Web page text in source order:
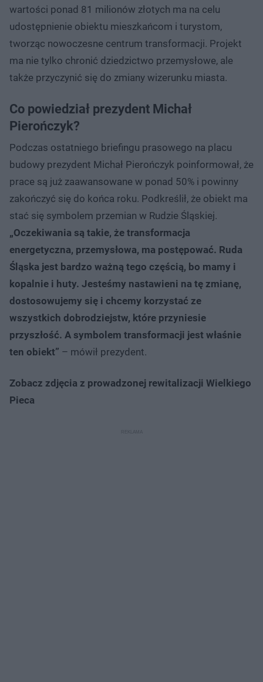
wartości ponad 81 milionów złotych ma na celu
udostępnienie obiektu mieszkańcom i turystom,
tworząc nowoczesne centrum transformacji. Projekt
ma nie tylko chronić dziedzictwo przemysłowe, ale
także przyczynić się do zmiany wizerunku miasta.
Co powiedział prezydent Michał
Pierończyk?
Podczas ostatniego briefingu prasowego na placu
budowy prezydent Michał Pierończyk poinformował, że
prace są już zaawansowane w ponad 50% i powinny
zakończyć się do końca roku. Podkreślił, że obiekt ma
stać się symbolem przemian w Rudzie Śląskiej.
„Oczekiwania są takie, że transformacja
energetyczna, przemysłowa, ma postępować. Ruda
Śląska jest bardzo ważną tego częścią, bo mamy i
kopalnie i huty. Jesteśmy nastawieni na tę zmianę,
dostosowujemy się i chcemy korzystać ze
wszystkich dobrodziejstw, które przyniesie
przyszłość. A symbolem transformacji jest właśnie
ten obiekt” – mówił prezydent.
Zobacz zdjęcia z prowadzonej rewitalizacji Wielkiego
Pieca